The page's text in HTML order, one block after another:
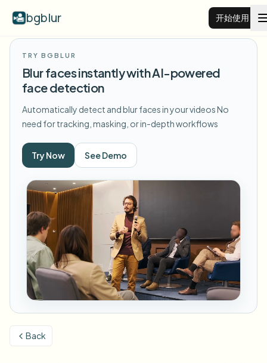
bgblur 开始使用
示例
浏览完整示例库
模糊人脸
模糊车牌
模糊背景
模糊任何内容
功能
View all features
Browse every blur tool in one place
模糊车牌
模糊人脸
企业
学校与教育
校园摄像头、讲座和地区批量隐私
媒体与娱乐
试映、发布和合规
零售与电商
资源
常见问题
博客
Whitepapers
Choose language
TRY BGBLUR
Blur faces instantly with AI-powered
face detection
Automatically detect and blur faces in your videosNo
need for tracking, masking, or in-depth workflows
Try Now See Demo
Back